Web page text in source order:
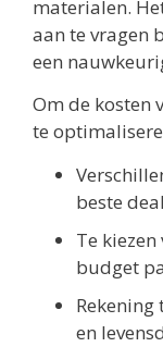
materialen.
aan te vragen
een
Om de kosten
te
beste
Te
budget
en